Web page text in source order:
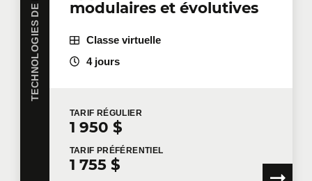
modulaires et évolutives
Classe virtuelle
4 jours
TARIF RÉGULIER
1 950 $
TARIF PRÉFÉRENTIEL
1 755 $